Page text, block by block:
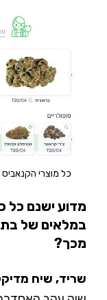
כל מוצרי
מדוע ישנם כל
במלאים של
מכך?
שריד, שיח